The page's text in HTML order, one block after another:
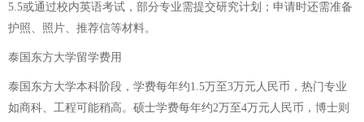
5.5或通过校内英语考试，部分专业需提交研究计划；申请时还需准备
护照、照片、推荐信等材料。
泰国东方大学留学费用
泰国东方大学本科阶段，学费每年约1.5万至3万元人民币，热门专业
如商科、工程可能稍高。硕士学费每年约2万至4万元人民币，博士则